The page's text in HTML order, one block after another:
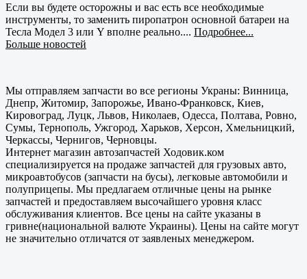
Если вы будете осторожны и вас есть все необходимые
инструменты, то заменить пиропатрон основной батареи на
Тесла Модел 3 или Y вполне реально.... Подробнее...
Больше новостей
Мы отправляем запчасти во все регионы Украны: Винница,
Днепр, Житомир, Запорожье, Ивано-Франковск, Киев,
Кировоград, Луцк, Львов, Николаев, Одесса, Полтава, Ровно,
Сумы, Тернополь, Ужгород, Харьков, Херсон, Хмельницкий,
Черкассы, Чернигов, Черновцы.
Интернет магазин автозапчастей Ходовик.ком
специализируется на продаже запчастей для грузовых авто,
микроавтобусов (запчасти на бусы), легковые автомобили и
полуприцепы. Мы предлагаем отличные цены на рынке
запчастей и предоставляем высочайшего уровня класс
обслуживания клиентов. Все цены на сайте указаны в
гривне(национальной валюте Украины). Цены на сайте могут
не значительно отличатся от заявленых менеджером.